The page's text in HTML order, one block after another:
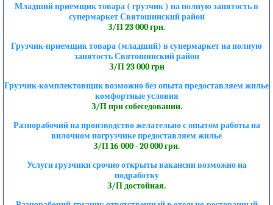
Младший приемщик товара ( грузчик ) на полную занятость в
супермаркет Святошинский район
З/П 23 000 грн.
Грузчик-приемщик товара (младший) в супермаркет на полную
занятость Святошинский район
З/П 23 000 грн
Грузчик-комплектовщик возможно без опыта предоставляем жилье
комфортные условия
З/П при собеседовании.
Разнорабочий на производство желательно с опытом работы на
вилочном погрузчике предоставляем жилье
З/П 16 000 - 20 000 грн.
Услуги грузчики срочно открыты вакансии возможно на
подработку
З/П достойная.